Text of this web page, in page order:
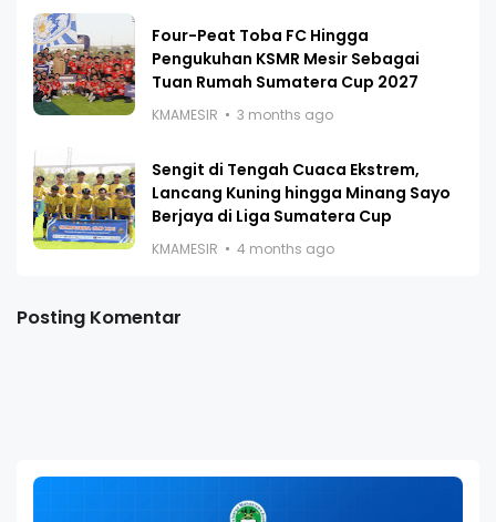
Four-Peat Toba FC Hingga
Pengukuhan KSMR Mesir Sebagai
Tuan Rumah Sumatera Cup 2027
KMAMESIR 3 months ago
Sengit di Tengah Cuaca Ekstrem,
Lancang Kuning hingga Minang Sayo
Berjaya di Liga Sumatera Cup
KMAMESIR 4 months ago
Posting Komentar